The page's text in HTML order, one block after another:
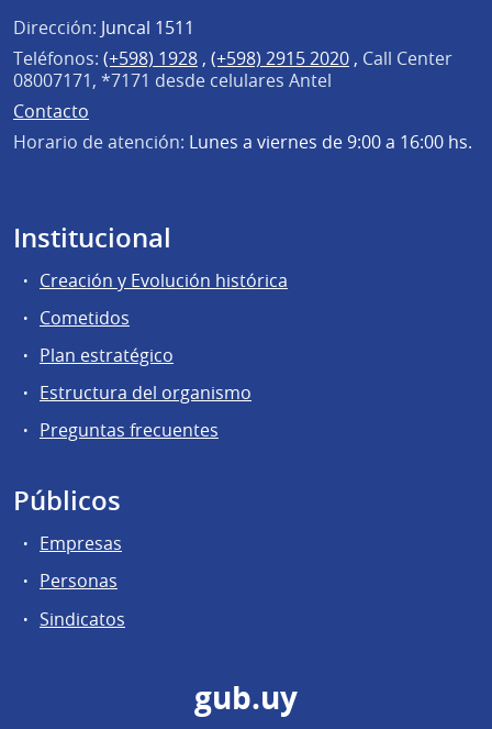
Dirección: Juncal 1511
Teléfonos: (+598) 1928 , (+598) 2915 2020 , Call Center
08007171, *7171 desde celulares Antel
Contacto
Horario de atención: Lunes a viernes de 9:00 a 16:00 hs.
Institucional
Creación y Evolución histórica
Cometidos
Plan estratégico
Estructura del organismo
Preguntas frecuentes
Públicos
Empresas
Personas
Sindicatos
gub.uy